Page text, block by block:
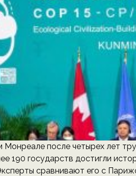
Монреале после четырех лет
190 государств достигли
сравнивают его с